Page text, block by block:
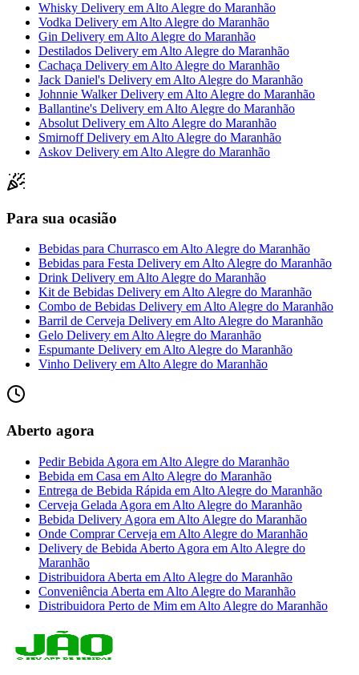
Whisky Delivery em Alto Alegre do Maranhão
Vodka Delivery em Alto Alegre do Maranhão
Gin Delivery em Alto Alegre do Maranhão
Destilados Delivery em Alto Alegre do Maranhão
Cachaça Delivery em Alto Alegre do Maranhão
Jack Daniel's Delivery em Alto Alegre do Maranhão
Johnnie Walker Delivery em Alto Alegre do Maranhão
Ballantine's Delivery em Alto Alegre do Maranhão
Absolut Delivery em Alto Alegre do Maranhão
Smirnoff Delivery em Alto Alegre do Maranhão
Askov Delivery em Alto Alegre do Maranhão
Para sua ocasião
Bebidas para Churrasco emAlto Alegre do Maranhão
Bebidas para Festa Delivery emAlto Alegre do Maranhão
Drink Delivery emAlto Alegre do Maranhão
Kit de Bebidas Delivery emAlto Alegre do Maranhão
Combo de Bebidas Delivery emAlto Alegre do Maranhão
Barril de Cerveja Delivery emAlto Alegre do Maranhão
Gelo Delivery emAlto Alegre do Maranhão
Espumante Delivery emAlto Alegre do Maranhão
Vinho Delivery emAlto Alegre do Maranhão
Aberto agora
Pedir Bebida Agora em Alto Alegre do Maranhão
Bebida em Casa em Alto Alegre do Maranhão
Entrega de Bebida Rápida em Alto Alegre do Maranhão
Cerveja Gelada Agora em Alto Alegre do Maranhão
Bebida Delivery Agora em Alto Alegre do Maranhão
Onde Comprar Cerveja em Alto Alegre do Maranhão
Delivery de Bebida Aberto Agora em Alto Alegre do
Maranhão
Distribuidora Aberta em Alto Alegre do Maranhão
Conveniência Aberta em Alto Alegre do Maranhão
Distribuidora Perto de Mim em Alto Alegre do Maranhão